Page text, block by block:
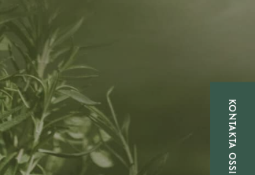
KONTAKTA OSS!